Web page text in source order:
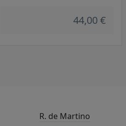
44,00 €
R. de Martino